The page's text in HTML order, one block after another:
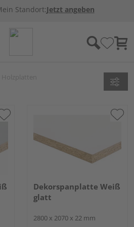
Standort:Jetzt angeben
Dekorspanplatte Weiß
glatt
2800 x 2070 x 22 mm